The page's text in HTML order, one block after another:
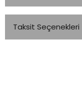
Taksit Seçenekleri